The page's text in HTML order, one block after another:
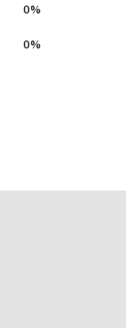
0%
0%